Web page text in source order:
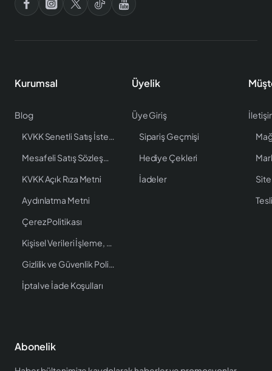
Kurumsal
Blog
KVKK Senetli Satış İstenen Bilgiler
Mesafeli Satış Sözleşmesi
KVKK Açık Rıza Metni
Aydınlatma Metni
Çerez Politikası
Kişisel Verileri İşleme, Saklama ve İmha Politikası
Gizlilik ve Güvenlik Politikası
İptal ve İade Koşulları
Üyelik
Üye Giriş
Sipariş Geçmişi
Hediye Çekleri
İadeler
Site
Abonelik